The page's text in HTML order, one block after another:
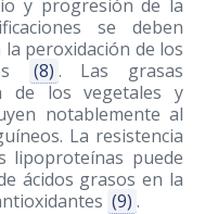
y progresión de la
se deben
peroxidación de los
(8) . Las grasas
de los vegetales y
notablemente al
La resistencia
lipoproteínas puede
ácidos grasos en la
(9) .